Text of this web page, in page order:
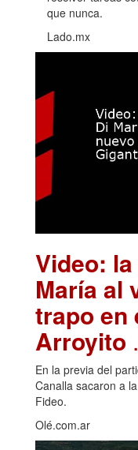
que nunca.
Lado.mx
Video:
María al
trapo en
Arroyito
En la previa del
Canalla sacaron a
Fideo.
Olé.com.ar